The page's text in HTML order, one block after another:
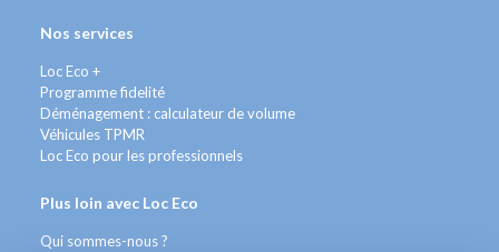
Nos services
Loc Eco +
Programme fidelité
Déménagement : calculateur de volume
Véhicules TPMR
Loc Eco pour les professionnels
Plus loin avec Loc Eco
Qui sommes-nous ?